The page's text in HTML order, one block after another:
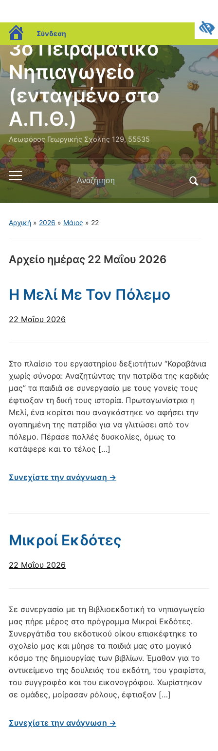
blogs.sch.gr
Σύνδεση
3ο Πειραματικό
Νηπιαγωγείο
(ενταγμένο στο
Α.Π.Θ.)
Λεωφόρος Γεωργικής Σχολής 129, 55535
Εναλλαγή
μενού
για
Αναζήτηση
για:
Αρχική» 2026 » Μάιος » 22
Αρχείο ημέρας 22 Μαΐου 2026
Η Μελί Με Τον Πόλεμο
22 Μαΐου 2026
Στο πλαίσιο του εργαστηρίου δεξιοτήτων “Καραβάνια
χωρίς σύνορα: Αναζητώντας την πατρίδα της καρδιάς
μας” τα παιδιά σε συνεργασία με τους γονείς τους
έφτιαξαν τη δική τους ιστορία. Πρωταγωνίστρια η
Μελί, ένα κορίτσι που αναγκάστηκε να αφήσει την
αγαπημένη της πατρίδα για να γλιτώσει από τον
πόλεμο. Πέρασε πολλές δυσκολίες, όμως τα
κατάφερε και το τέλος […]
Συνεχίστε την ανάγνωση →
Μικροί Εκδότες
22 Μαΐου 2026
Σε συνεργασία με τη Βιβλιοεκδοτική το νηπιαγωγείο
μας πήρε μέρος στο πρόγραμμα Μικροί Εκδότες.
Συνεργάτιδα του εκδοτικού οίκου επισκέφτηκε το
σχολείο μας και μύησε τα παιδιά μας στο μαγικό
κόσμο της δημιουργίας των βιβλίων. Έμαθαν για το
αντικείμενο της δουλειάς του εκδότη, του γραφίστα,
του συγγραφέα και του εικονογράφου. Χωρίστηκαν
σε ομάδες, μοίρασαν ρόλους, έφτιαξαν […]
Συνεχίστε την ανάγνωση →